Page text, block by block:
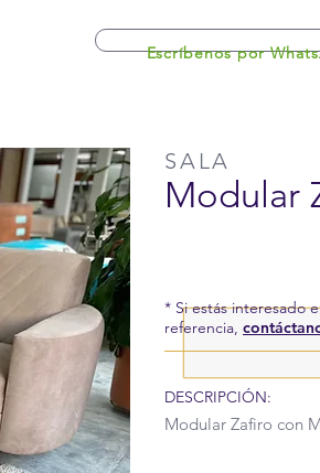
Escríbenos por
SALA
Modular
* Si estás interesado
referencia,
DESCRIPCIÓN:
Modular Zafiro con